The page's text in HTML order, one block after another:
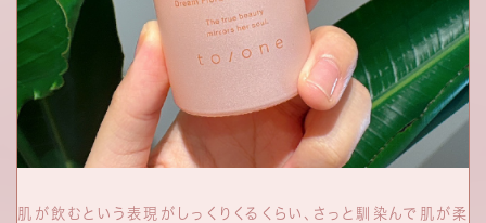
肌が飲むという表現がしっくりくるくらい、さっと馴染んで肌が柔